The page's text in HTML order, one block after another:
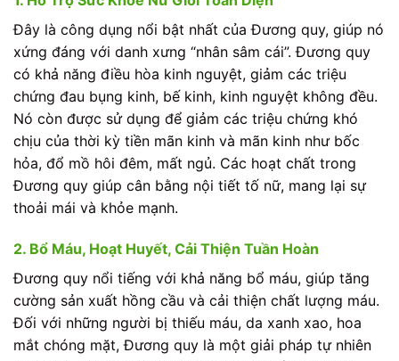
Đây là công dụng nổi bật nhất của Đương quy, giúp nó
xứng đáng với danh xưng “nhân sâm cái”. Đương quy
có khả năng điều hòa kinh nguyệt, giảm các triệu
chứng đau bụng kinh, bế kinh, kinh nguyệt không đều.
Nó còn được sử dụng để giảm các triệu chứng khó
chịu của thời kỳ tiền mãn kinh và mãn kinh như bốc
hỏa, đổ mồ hôi đêm, mất ngủ. Các hoạt chất trong
Đương quy giúp cân bằng nội tiết tố nữ, mang lại sự
thoải mái và khỏe mạnh.
2. Bổ Máu, Hoạt Huyết, Cải Thiện Tuần Hoàn
Đương quy nổi tiếng với khả năng bổ máu, giúp tăng
cường sản xuất hồng cầu và cải thiện chất lượng máu.
Đối với những người bị thiếu máu, da xanh xao, hoa
mắt chóng mặt, Đương quy là một giải pháp tự nhiên